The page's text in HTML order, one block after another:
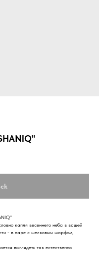
капля весеннего неба в вашей
- в паре с шелковым шарфом,
выглядеть так естественно